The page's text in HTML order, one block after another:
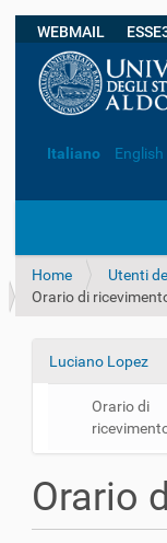
WEBMAIL
Italiano English
z
o
Home Utenti
Orario di
N
i
a
z
Luciano Lopez
Orario di
Orario